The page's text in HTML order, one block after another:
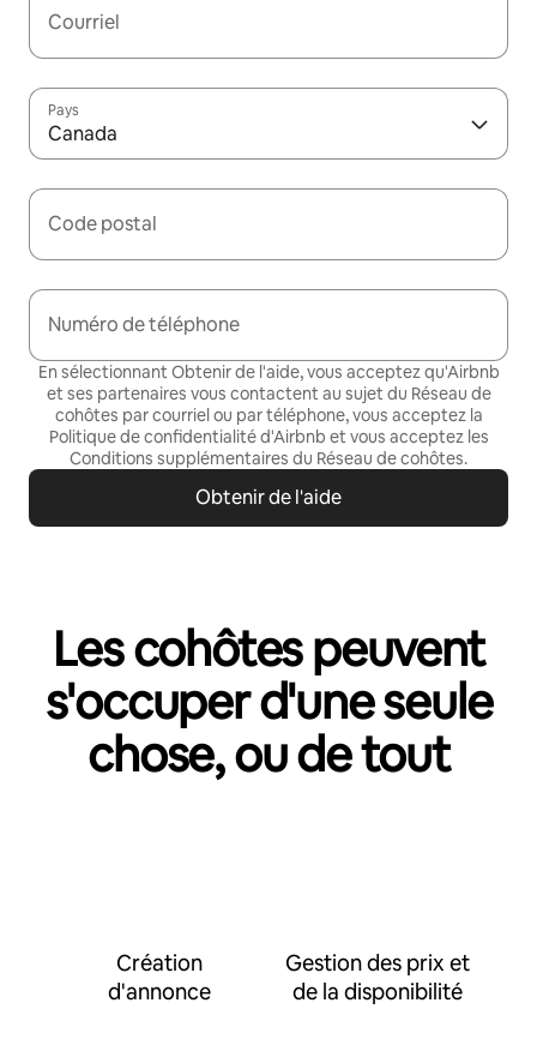
Courriel
Pays
Canada
Code postal
Numéro de téléphone
En sélectionnant Obtenir de l'aide, vous acceptez qu'Airbnb
et ses partenaires vous contactent au sujet du Réseau de
cohôtes par courriel ou par téléphone, vous acceptez la
Politique de confidentialitéd'Airbnb et vous acceptez les
Conditions supplémentaires du Réseau de cohôtes.
Obtenir de l'aide
Les cohôtes peuvent
s'occuper d'une seule
chose, ou de tout
Création
d'annonce
Gestion des prix et
de la disponibilité